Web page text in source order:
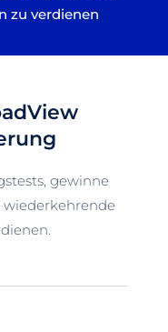
zu verdienen
gewinne